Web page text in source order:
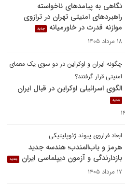
نگاهی به پیامدهای ناخواسته
راهبردهای امنیتی تهران در ترازوی
موازنه قدرت در خاورمیانه
جدید
۱۸ مرداد ۱۴۰۵
چگونه ایران و اوکراین در دو سوی یک معمای
امنیتی قرار گرفتند؟
الگوی اسرائیلی اوکراین در قبال ایران
جدید
ابعاد فراروی پیوند ژئوپلیتیکی
هرمز و باب‌المندب؛ هندسه جدید
بازدارندگی و آزمون دیپلماسی ایران
جدید
۱۷ مرداد ۱۴۰۵